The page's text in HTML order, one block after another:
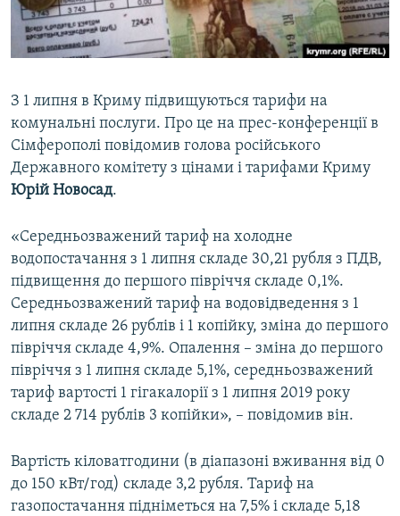
ВІДЕОУРОКИ «ELIFBE»
СВІДЧЕННЯ ОКУПАЦІЇ
Русский
Qırımtatar
Усі сайти RFE/RL
З 1 липня в Криму підвищуються тарифи на
комунальні послуги. Про це на прес-конференції в
Сімферополі повідомив голова російського
Державного комітету з цінами і тарифами Криму
Юрій Новосад.
«Середньозважений тариф на холодне
водопостачання з 1 липня складе 30,21 рубля з ПДВ,
підвищення до першого півріччя складе 0,1%.
Середньозважений тариф на водовідведення з 1
липня складе 26 рублів і 1 копійку, зміна до першого
півріччя складе 4,9%. Опалення – зміна до першого
півріччя з 1 липня складе 5,1%, середньозважений
тариф вартості 1 гігакалорії з 1 липня 2019 року
складе 2 714 рублів 3 копійки», – повідомив він.
Вартість кіловатгодини (в діапазоні вживання від 0
до 150 кВт/год) складе 3,2 рубля. Тариф на
газопостачання підніметься на 7,5% і складе 5,18